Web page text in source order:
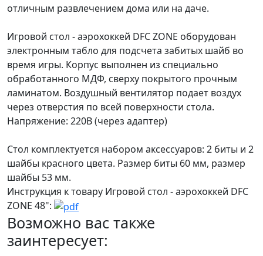
отличным развлечением дома или на даче.
Игровой стол - аэрохоккей DFC ZONE оборудован
электронным табло для подсчета забитых шайб во
время игры. Корпус выполнен из специально
обработанного МДФ, сверху покрытого прочным
ламинатом. Воздушный вентилятор подает воздух
через отверстия по всей поверхности стола.
Напряжение: 220В (через адаптер)
Стол комплектуется набором аксессуаров: 2 биты и 2
шайбы красного цвета. Размер биты 60 мм, размер
шайбы 53 мм.
Инструкция к товару Игровой стол - аэрохоккей DFC
ZONE 48":
Возможно вас также
заинтересует: